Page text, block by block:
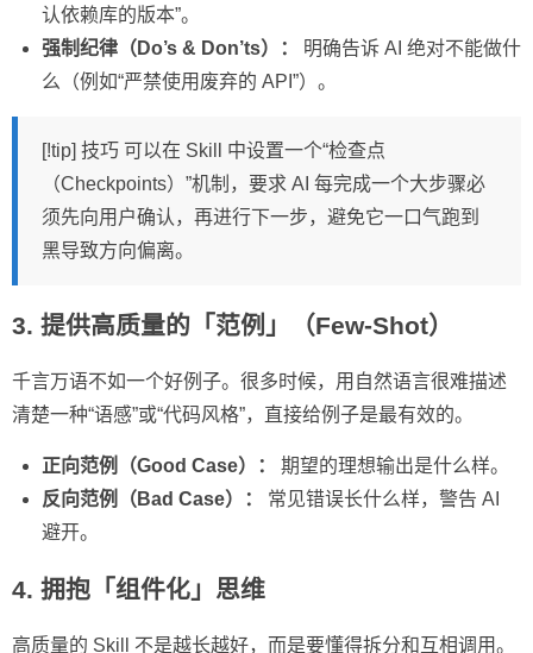
认依赖库的版本”。
强制纪律（Do’s & Don’ts）：
明确告诉 AI 绝对不能做什
么（例如“严禁使用废弃的 API”）。
[!tip] 技巧 可以在 Skill 中设置一个“检查点
（Checkpoints）”机制，要求 AI 每完成一个大步骤必
须先向用户确认，再进行下一步，避免它一口气跑到
黑导致方向偏离。
3. 提供高质量的「范例」（Few-Shot）
千言万语不如一个好例子。很多时候，用自然语言很难描述
清楚一种“语感”或“代码风格”，直接给例子是最有效的。
正向范例（Good Case）：
期望的理想输出是什么样。
反向范例（Bad Case）：
常见错误长什么样，警告 AI
避开。
4. 拥抱「组件化」思维
高质量的 Skill 不是越长越好，而是要懂得拆分和互相调用。